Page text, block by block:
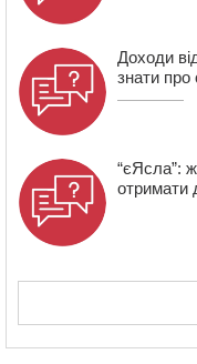
Доходи
знати про
“єЯсла”:
отримати